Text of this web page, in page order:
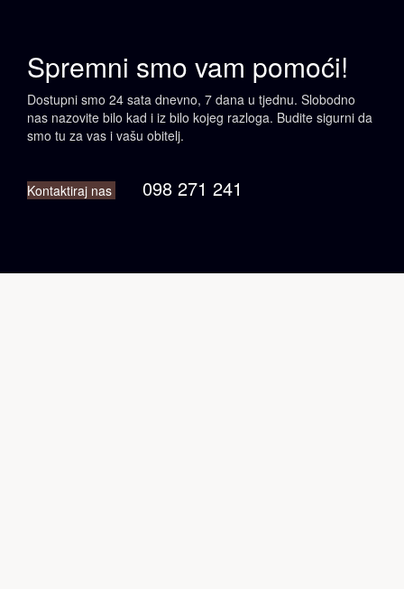
Spremni smo vam pomoći!
Dostupni smo 24 sata dnevno, 7 dana u tjednu. Slobodno
nas nazovite bilo kad i iz bilo kojeg razloga. Budite sigurni da
smo tu za vas i vašu obitelj.
Kontaktiraj nas 098 271 241